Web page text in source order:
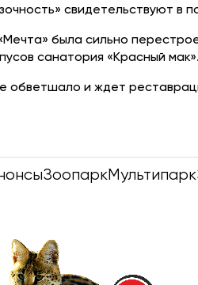
свидетельствуют в
была сильно
санатория «Красный мак».
обветшало и ждет
ЗоопаркМультипарк